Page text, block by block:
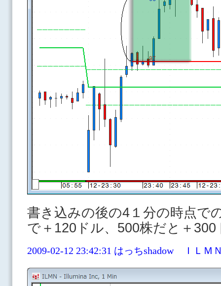
書き込みの後の4１分の時点で
で＋120ドル、500株だと＋
2009-02-12 23:42:31 はっちshadow ＩＬ